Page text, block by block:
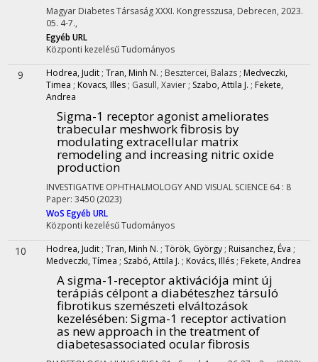
Magyar Diabetes Társaság XXXI. Kongresszusa, Debrecen, 2023.
05. 4-7.,
Egyéb URL
Központi kezelésűTudományos
9 Hodrea, Judit ; Tran, Minh N. ; Besztercei, Balazs ; Medveczki,
Timea ; Kovacs, Illes ; Gasull, Xavier ; Szabo, Attila J. ; Fekete,
Andrea
Sigma-1 receptor agonist ameliorates
trabecular meshwork fibrosis by
modulating extracellular matrix
remodeling and increasing nitric oxide
production
INVESTIGATIVE OPHTHALMOLOGY AND VISUAL SCIENCE 64: 8
Paper: 3450 (2023)
WoS Egyéb URL
Központi kezelésűTudományos
10 Hodrea, Judit ; Tran, Minh N. ; Török, György ; Ruisanchez, Éva ;
Medveczki, Tímea ; Szabó, Attila J. ; Kovács, Illés ; Fekete, Andrea
A sigma-1-receptor aktivációja mint új
terápiás célpont a diabéteszhez társuló
fibrotikus szemészeti elváltozások
kezelésében: Sigma-1 receptor activation
as new approach in the treatment of
diabetesassociated ocular fibrosis